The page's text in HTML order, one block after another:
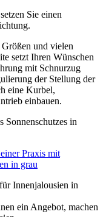
Sie einen
und vielen
setzt Ihren Wünschen
mit Schnurzug
der Stellung der
eine Kurbel,
einbauen.
Sonnenschutzes in
Innenjalousien in
ein Angebot, machen